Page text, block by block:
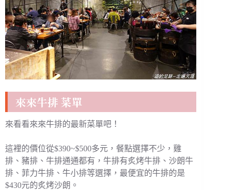
來來牛排 菜單
來看看來來牛排的最新菜單吧！
這裡的價位從$390~$500多元，餐點選擇不少，雞
排、豬排、牛排通通都有，牛排有炙烤牛排、沙朗牛
排、菲力牛排、牛小排等選擇，最便宜的牛排的是
$430元的炙烤沙朗。